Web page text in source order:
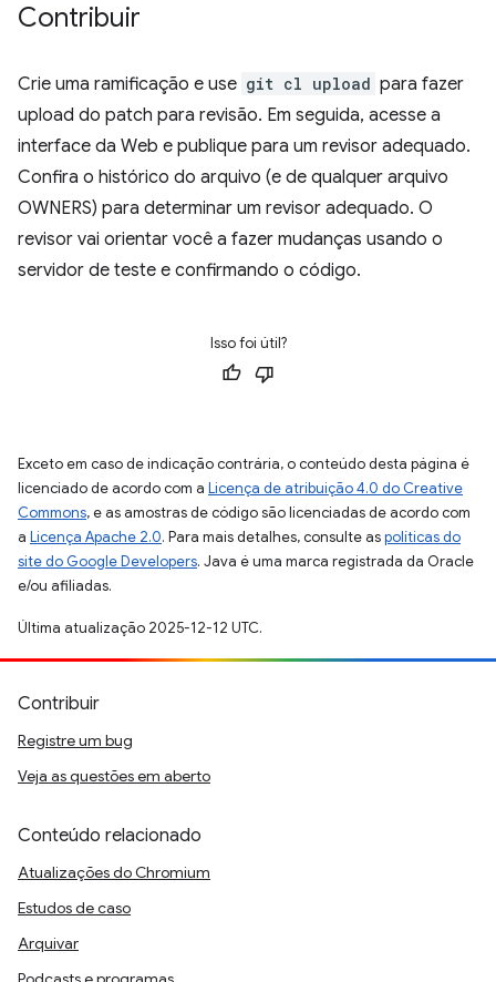
Contribuir
Crie uma ramificação e use git cl upload para fazer
upload do patch para revisão. Em seguida, acesse a
interface da Web e publique para um revisor adequado.
Confira o histórico do arquivo (e de qualquer arquivo
OWNERS) para determinar um revisor adequado. O
revisor vai orientar você a fazer mudanças usando o
servidor de teste e confirmando o código.
Isso foi útil?
Exceto em caso de indicação contrária, o conteúdo desta página é
licenciado de acordo com a Licença de atribuição 4.0 do Creative
Commons, e as amostras de código são licenciadas de acordo com
a Licença Apache 2.0. Para mais detalhes, consulte aspolíticas do
site do Google Developers. Java é uma marca registrada da Oracle
e/ou afiliadas.
Última atualização 2025-12-12 UTC.
Contribuir
Registre um bug
Veja as questões em aberto
Conteúdo relacionado
Atualizações do Chromium
Estudos de caso
Arquivar